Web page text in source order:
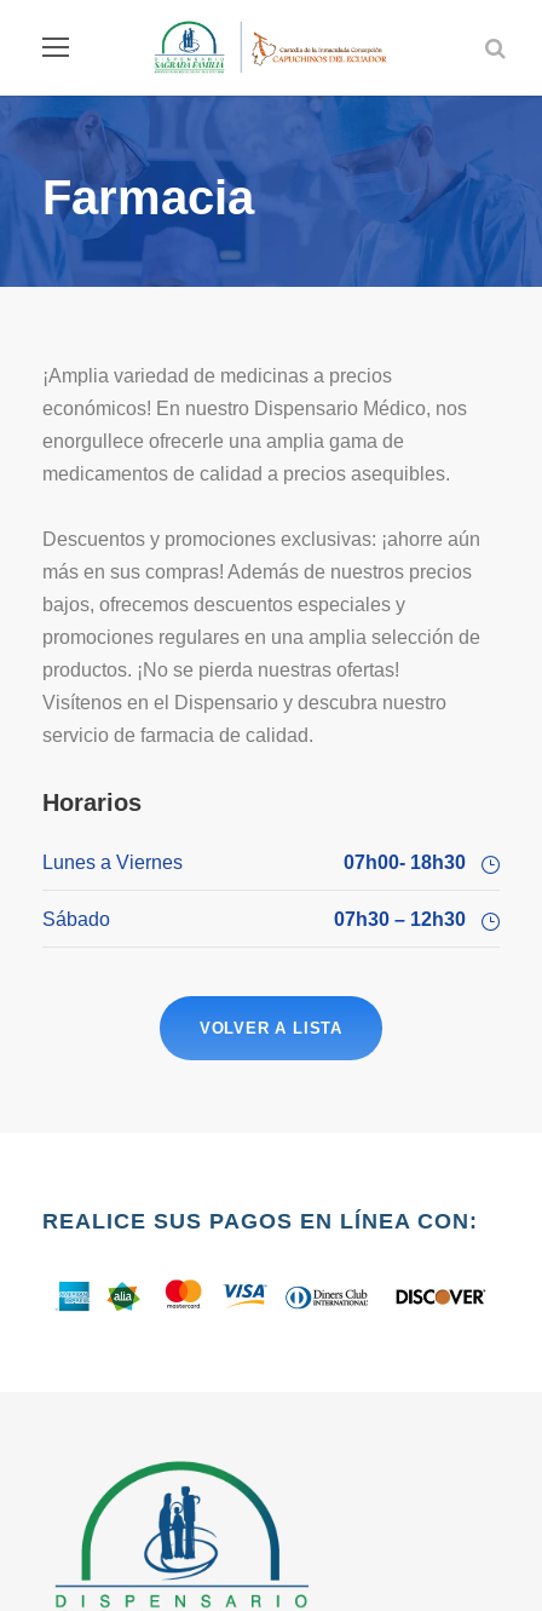
Farmacia
¡Amplia variedad de medicinas a precios
económicos! En nuestro Dispensario Médico, nos
enorgullece ofrecerle una amplia gama de
medicamentos de calidad a precios asequibles.⁣
Descuentos y promociones exclusivas: ¡ahorre aún
más en sus compras! Además de nuestros precios
bajos, ofrecemos descuentos especiales y
promociones regulares en una amplia selección de
productos. ¡No se pierda nuestras ofertas!⁣
Visítenos en el Dispensario y descubra nuestro
servicio de farmacia de calidad.⁣
Horarios
Lunes a Viernes 07h00- 18h30
Sábado 07h30 – 12h30
VOLVER A LISTA
REALICE SUS PAGOS EN LÍNEA CON: